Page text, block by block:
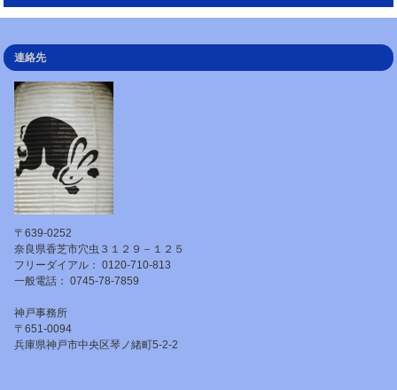
連絡先
〒639-0252
奈良県香芝市穴虫３１２９－１２５
フリーダイアル： 0120-710-813
一般電話： 0745-78-7859
神戸事務所
〒651-0094
兵庫県神戸市中央区琴ノ緒町5-2-2